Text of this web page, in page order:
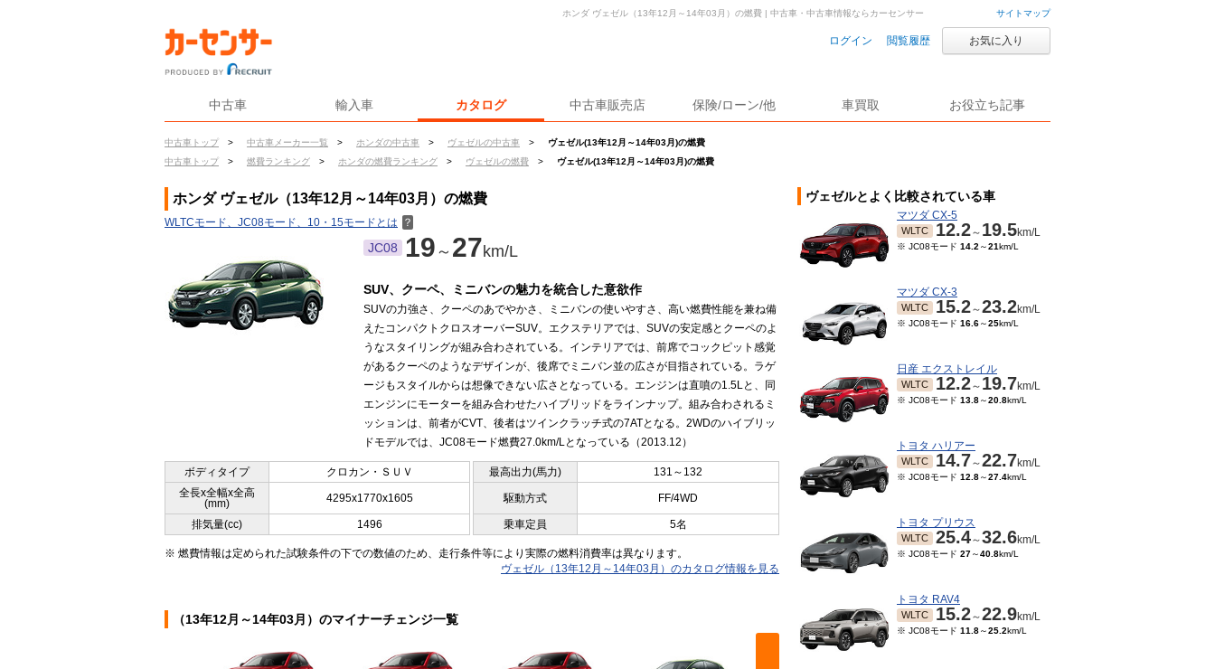
サイトマップ
ログイン 閲覧履歴 お気に入り
中古車 輸入車 カタログ 中古車販売店 保険/ローン/他 車買取 お役立ち記事
中古車トップ > 中古車メーカー一覧 > ホンダの中古車 > ヴェゼルの中古車 >
ヴェゼル(13年12月～14年03月)の燃費
中古車トップ
> 燃費ランキング > ホンダの燃費ランキング > ヴェゼルの燃費 > ヴェゼル(13年12月～14年03月)の燃費
ホンダ ヴェゼル（13年12月～14年03月）の燃費 | 中古車・中古車情報ならカーセンサー
ホンダ ヴェゼル（13年12月～14年03月）の燃費
WLTCモード、JC08モード、10・15モードとは ？
JC08 19 ～ 27km/L
SUV、クーペ、ミニバンの魅力を統合した意欲作
SUVの力強さ、クーペのあでやかさ、ミニバンの使いやすさ、高い燃費性能を兼ね備
えたコンパクトクロスオーバーSUV。エクステリアでは、SUVの安定感とクーペのよ
うなスタイリングが組み合わされている。インテリアでは、前席でコックピット感覚
があるクーペのようなデザインが、後席でミニバン並の広さが目指されている。ラゲ
ージもスタイルからは想像できない広さとなっている。エンジンは直噴の1.5Lと、同
エンジンにモーターを組み合わせたハイブリッドをラインナップ。組み合わされるミ
ッションは、前者がCVT、後者はツインクラッチ式の7ATとなる。2WDのハイブリッ
ドモデルでは、JC08モード燃費27.0km/Lとなっている（2013.12）
ボディタイプ クロカン・ＳＵＶ 最高出力(馬力)
131～132
全長x全幅x全高
(mm)
4295x1770x1605 駆動方式 FF/4WD
排気量(cc) 1496 乗車定員 5名
※ 燃費情報は定められた試験条件の下での数値のため、走行条件等により実際の燃料消費率は異なります。
ヴェゼル（13年12月～14年03月）のカタログ情報を見る
（13年12月～14年03月）のマイナーチェンジ一覧
ヴェゼルとよく比較されている車
マツダ CX-5
WLTC 12.2～ 19.5km/L
※ JC08モード 14.2 ～21km/L
マツダ CX-3
WLTC 15.2～23.2km/L
※ JC08モード 16.6～25km/L
日産 エクストレイル
WLTC 12.2～ 19.7km/L
※ JC08モード 13.8～20.8km/L
トヨタ ハリアー
WLTC 14.7～22.7km/L
※ JC08モード 12.8～27.4km/L
トヨタ プリウス
WLTC 25.4～32.6km/L
※ JC08モード 27～40.8km/L
トヨタ RAV4
WLTC 15.2～22.9km/L
※ JC08モード 11.8～25.2km/L